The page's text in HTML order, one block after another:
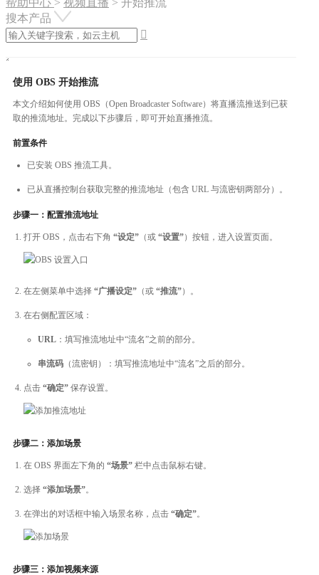
搜本产品

使用 OBS 开始推流
本文介绍如何使用 OBS（Open Broadcaster Software）将直播流推送到已获
取的推流地址。完成以下步骤后，即可开始直播推流。
前置条件
已安装 OBS 推流工具。
已从直播控制台获取完整的推流地址（包含 URL 与流密钥两部分）。
步骤一：配置推流地址
打开 OBS，点击右下角 “设定” （或 “设置”）按钮，进入设置页面。
在左侧菜单中选择 “广播设定” （或 “推流”）。
在右侧配置区域：
URL ：填写推流地址中“流名”之前的部分。
串流码 （流密钥）：填写推流地址中“流名”之后的部分。
点击 “确定” 保存设置。
步骤二：添加场景
在 OBS 界面左下角的 “场景” 栏中点击鼠标右键。
选择 “添加场景”。
在弹出的对话框中输入场景名称，点击 “确定”。
步骤三：添加视频来源